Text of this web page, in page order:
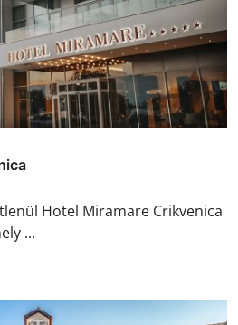
Hotel Miramare Crikvenica
...